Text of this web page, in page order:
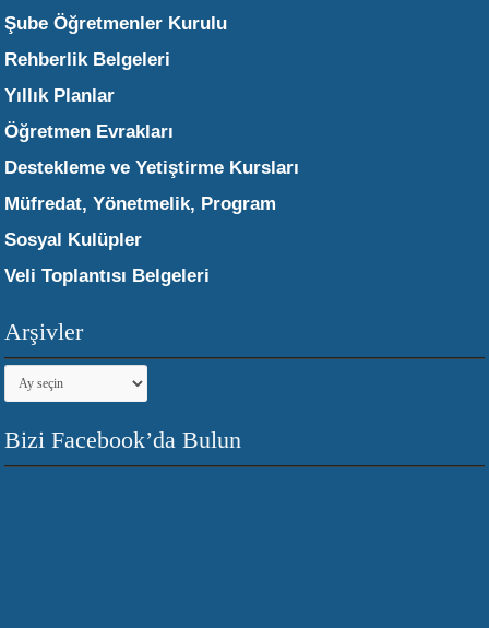
Şube Öğretmenler Kurulu
Rehberlik Belgeleri
Yıllık Planlar
Öğretmen Evrakları
Destekleme ve Yetiştirme Kursları
Müfredat, Yönetmelik, Program
Sosyal Kulüpler
Veli Toplantısı Belgeleri
Arşivler
Arşivler
Bizi Facebook’da Bulun